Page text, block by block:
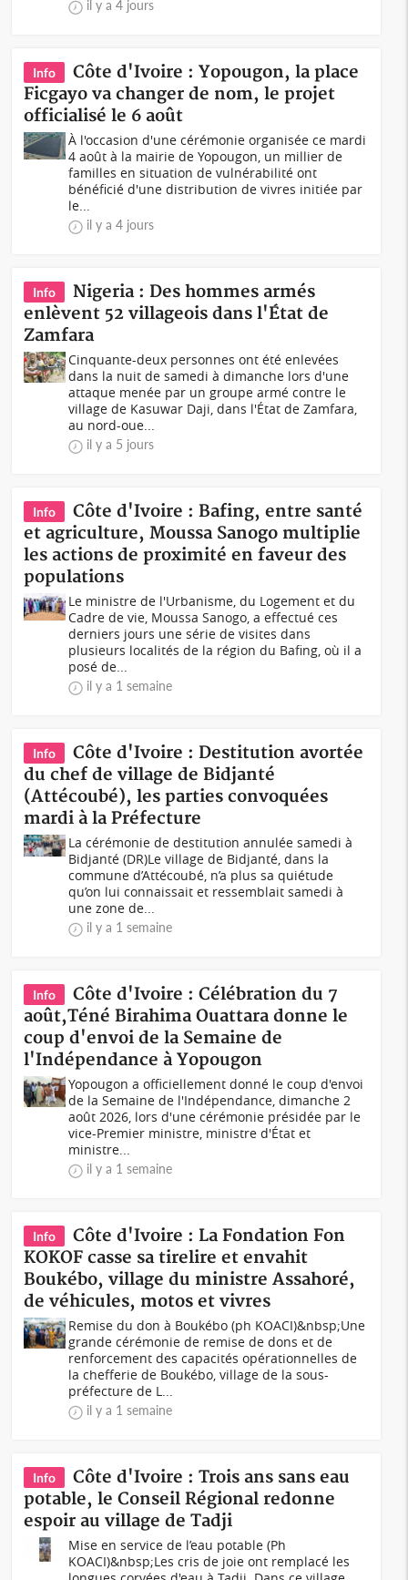
il y a 4 jours
Info
Côte d'Ivoire : Yopougon, la place
Ficgayo va changer de nom, le projet
officialisé le 6 août
À l'occasion d'une cérémonie organisée ce mardi
4 août à la mairie de Yopougon, un millier de
familles en situation de vulnérabilité ont
bénéficié d'une distribution de vivres initiée par
le...
il y a 4 jours
Info
Nigeria : Des hommes armés
enlèvent 52 villageois dans l'État de
Zamfara
Cinquante-deux personnes ont été enlevées
dans la nuit de samedi à dimanche lors d'une
attaque menée par un groupe armé contre le
village de Kasuwar Daji, dans l'État de Zamfara,
au nord-oue...
il y a 5 jours
Info
Côte d'Ivoire : Bafing, entre santé
et agriculture, Moussa Sanogo multiplie
les actions de proximité en faveur des
populations
Le ministre de l'Urbanisme, du Logement et du
Cadre de vie, Moussa Sanogo, a effectué ces
derniers jours une série de visites dans
plusieurs localités de la région du Bafing, où il a
posé de...
il y a 1 semaine
Info
Côte d'Ivoire : Destitution avortée
du chef de village de Bidjanté
(Attécoubé), les parties convoquées
mardi à la Préfecture
La cérémonie de destitution annulée samedi à
Bidjanté (DR)Le village de Bidjanté, dans la
commune d’Attécoubé, n’a plus sa quiétude
qu’on lui connaissait et ressemblait samedi à
une zone de...
il y a 1 semaine
Info
Côte d'Ivoire : Célébration du 7
août,Téné Birahima Ouattara donne le
coup d'envoi de la Semaine de
l'Indépendance à Yopougon
Yopougon a officiellement donné le coup d'envoi
de la Semaine de l'Indépendance, dimanche 2
août 2026, lors d'une cérémonie présidée par le
vice-Premier ministre, ministre d'État et
ministre...
il y a 1 semaine
Info
Côte d'Ivoire : La Fondation Fon
KOKOF casse sa tirelire et envahit
Boukébo, village du ministre Assahoré,
de véhicules, motos et vivres
Remise du don à Boukébo (ph KOACI)&nbsp;Une
grande cérémonie de remise de dons et de
renforcement des capacités opérationnelles de
la chefferie de Boukébo, village de la sous-
préfecture de L...
il y a 1 semaine
Info
Côte d'Ivoire : Trois ans sans eau
potable, le Conseil Régional redonne
espoir au village de Tadji
Mise en service de l’eau potable (Ph
KOACI)&nbsp;Les cris de joie ont remplacé les